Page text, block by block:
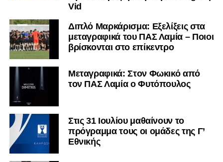
Vid
Διπλό Μαρκάρισμα: Εξελίξεις στα
μεταγραφικά του ΠΑΣ Λαμία – Ποιοι
βρίσκονται στο επίκεντρο
Μεταγραφικά: Στον Φωκικό από
τον ΠΑΣ Λαμία ο Φυτόπουλος
Στις 31 Ιουλίου μαθαίνουν το
πρόγραμμα τους οι ομάδες της Γ’
Εθνικής